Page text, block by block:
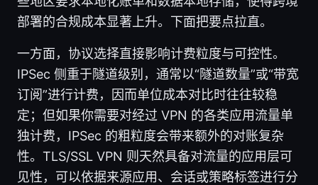
部署的合规成本显著上升。下面把要点拉直。
一方面，协议选择直接影响计费粒度与可控性。
IPSec 侧重于隧道级别，通常以“隧道数量”或“带宽
订阅”进行计费，因而单位成本对比时往往较稳
定；但如果你需要对经过 VPN 的各类应用流量单
独计费，IPSec 的粗粒度会带来额外的对账复杂
性。TLS/SSL VPN 则天然具备对流量的应用层可
见性，可以依据来源应用、会话或策略标签进行分